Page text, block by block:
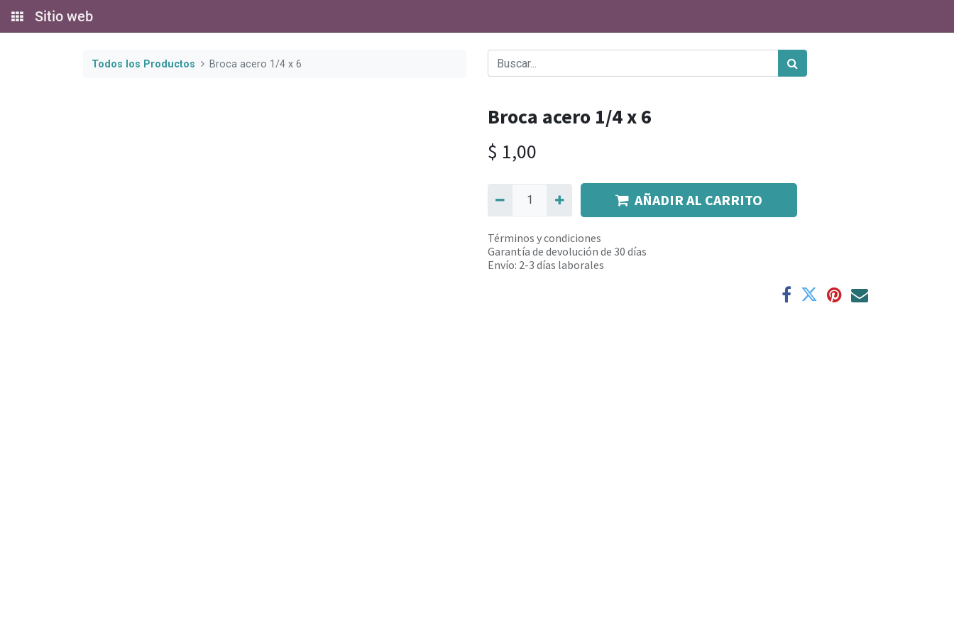
Sitio web
Todos los Productos Broca acero 1/4 x 6
Broca acero 1/4 x 6
$ 1,00
AÑADIR AL CARRITO
Términos y condiciones
Garantía de devolución de 30 días
Envío: 2-3 días laborales